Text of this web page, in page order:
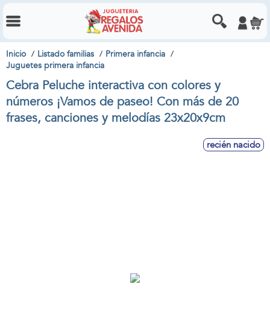
Inicio Listado familias
Primera infancia
Juguetes primera infancia
Cebra Peluche interactiva con colores y
números ¡Vamos de paseo! Con más de 20
frases, canciones y melodías 23x20x9cm
recién nacido